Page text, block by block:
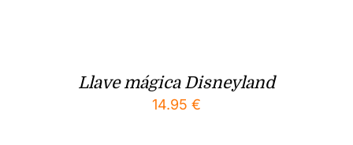
Llave mágica Disneyland
14.95 €